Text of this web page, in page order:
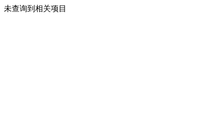
未查询到相关项目